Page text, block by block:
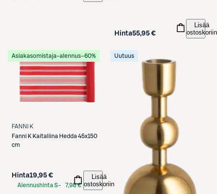
Hinta55,95 €
Lisää
ostoskoriin
Asiakasomistaja-alennus−60%
FANNI K
Fanni K Kaitaliina Hedda 45x150
cm
Hinta19,95 €
Alennushinta S-
7,98 €
Lisää
ostoskoriin
Uutuus